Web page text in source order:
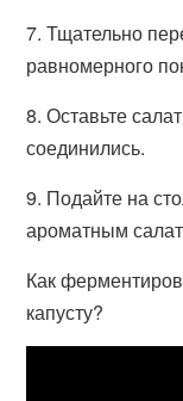
7. Тщательно
равномерного
8. Оставьте
соединились.
9. Подайте на
ароматным
Как
капусту?